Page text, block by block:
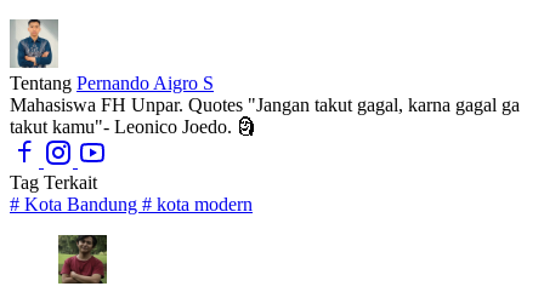
Tentang Pernando Aigro S
Mahasiswa FH Unpar. Quotes "Jangan takut gagal, karna gagal ga
takut kamu"- Leonico Joedo. 🗿
Tag Terkait
# Kota Bandung # kota modern